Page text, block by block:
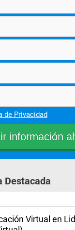
de Privacidad
Destacada
Virtual en